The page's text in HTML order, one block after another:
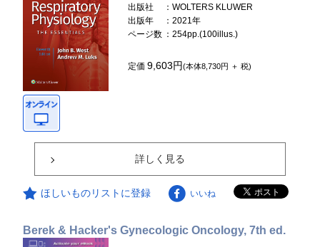
出版社
：WOLTERS KLUWER
出版年
：2021年
ページ数 ：254pp.(100illus.)
定価9,603円(本体8,730円 ＋ 税)
詳しく見る
ほしいものリストに登録 いいね
Berek & Hacker's Gynecologic Oncology, 7th ed.